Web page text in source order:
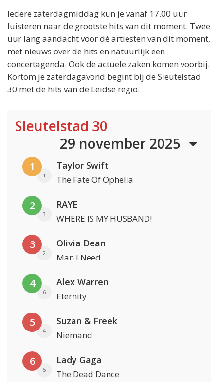
Iedere zaterdagmiddag kun je vanaf 17.00 uur
luisteren naar de grootste hits van dit moment. Twee
uur lang aandacht voor dé artiesten van dit moment,
met nieuws over de hits en natuurlijk een
concertagenda. Ook de actuele zaken komen voorbij.
Kortom je zaterdagavond begint bij de Sleutelstad
30 met de hits van de Leidse regio.
Sleutelstad 30
29 november 2025
1
1
Taylor Swift
The Fate Of Ophelia
2
3
RAYE
WHERE IS MY HUSBAND!
3
2
Olivia Dean
Man I Need
4
6
Alex Warren
Eternity
5
4
Suzan & Freek
Niemand
6
5
Lady Gaga
The Dead Dance